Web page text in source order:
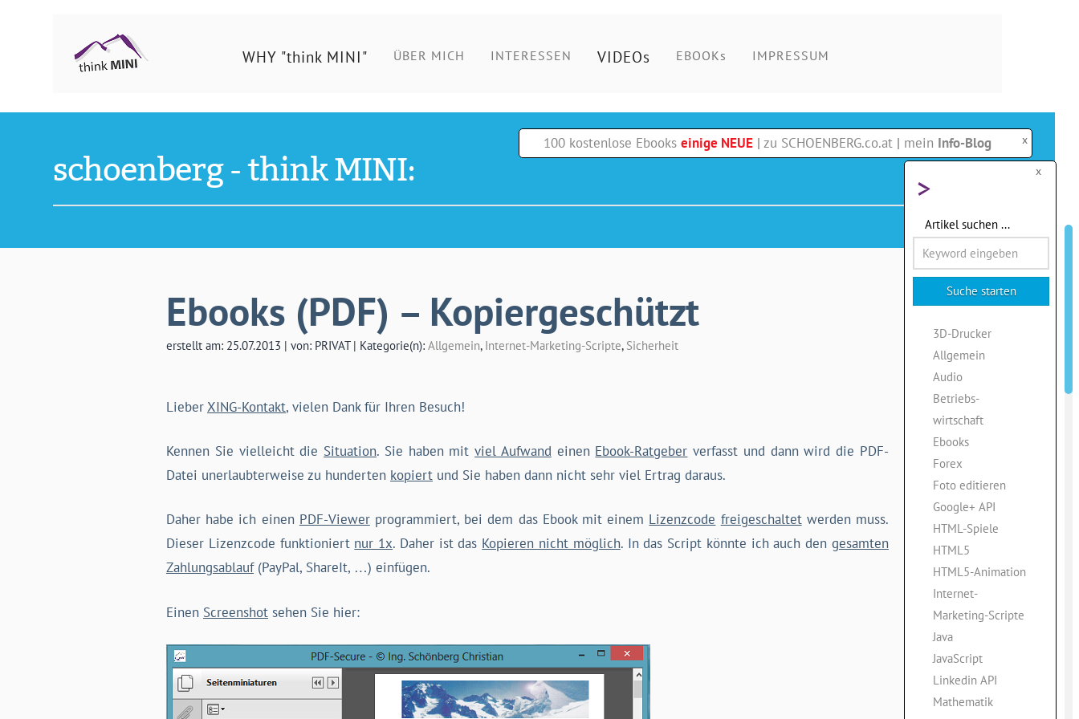
100 kostenlose Ebooks einige NEUE | zu SCHOENBERG.co.at | mein Info-Blog x
Ing.
Schönberg
Christian
WHY "think MINI" ÜBER MICH INTERESSEN VIDEOs EBOOKs IMPRESSUM
schoenberg - think MINI:
Ebooks (PDF) – Kopiergeschützt
erstellt am: 25.07.2013 | von: PRIVAT | Kategorie(n): Allgemein, Internet-Marketing-Scripte, Sicherheit
LieberXING-Kontakt, vielen Dank für Ihren Besuch!
Kennen Sie vielleicht die Situation. Sie haben mitviel Aufwand einen Ebook-Ratgeber verfasst und dann wird die PDF-
Datei unerlaubterweise zu hunderten kopiert und Sie haben dann nicht sehr viel Ertrag daraus.
Daher habe ich einen PDF-Viewerprogrammiert, bei dem das Ebook mit einem Lizenzcode freigeschaltetwerden muss.
Dieser Lizenzcode funktioniert nur 1x. Daher ist das Kopieren nicht möglich. In das Script könnte ich auch dengesamten
Zahlungsablauf(PayPal, ShareIt, …) einfügen.
Einen Screenshot sehen Sie hier:
x
>
Artikel suchen ...
3D-Drucker
Allgemein
Audio
Betriebs-
wirtschaft
Ebooks
Forex
Foto editieren
Google+ API
HTML-Spiele
HTML5
HTML5-Animation
Internet-
Marketing-Scripte
Java
JavaScript
Linkedin API
Mathematik